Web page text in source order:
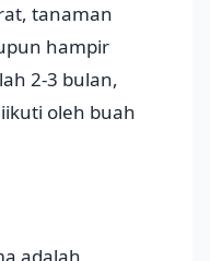
tanaman
hampir
2-3 bulan,
oleh buah
adalah